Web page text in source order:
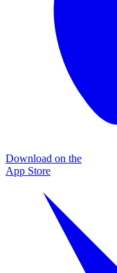
Download on the
App Store